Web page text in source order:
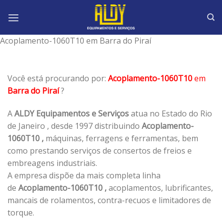
Acoplamento-1060T10 em Barra do Piraí
Você está procurando por: Acoplamento-1060T10em
Barra do Piraí?
AALDY Equipamentos e Serviçosatua no Estado do Rio
de Janeiro , desde 1997 distribuindo Acoplamento-
1060T10 , máquinas, ferragens e ferramentas, bem
como prestando serviços de consertos de freios e
embreagens industriais.
A empresa dispõe da mais completa linha
de Acoplamento-1060T10 ,acoplamentos, lubrificantes,
mancais de rolamentos, contra-recuos e limitadores de
torque.